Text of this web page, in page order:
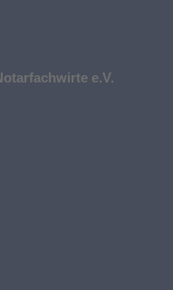
e.V.